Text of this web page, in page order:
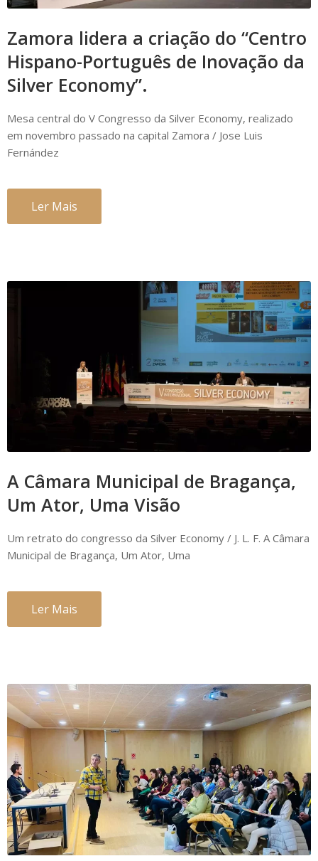
Zamora lidera a criação do “Centro
Hispano-Português de Inovação da
Silver Economy”.
Mesa central do V Congresso da Silver Economy, realizado
em novembro passado na capital Zamora / Jose Luis
Fernández
Ler Mais
A Câmara Municipal de Bragança,
Um Ator, Uma Visão
Um retrato do congresso da Silver Economy / J. L. F. A Câmara
Municipal de Bragança, Um Ator, Uma
Ler Mais